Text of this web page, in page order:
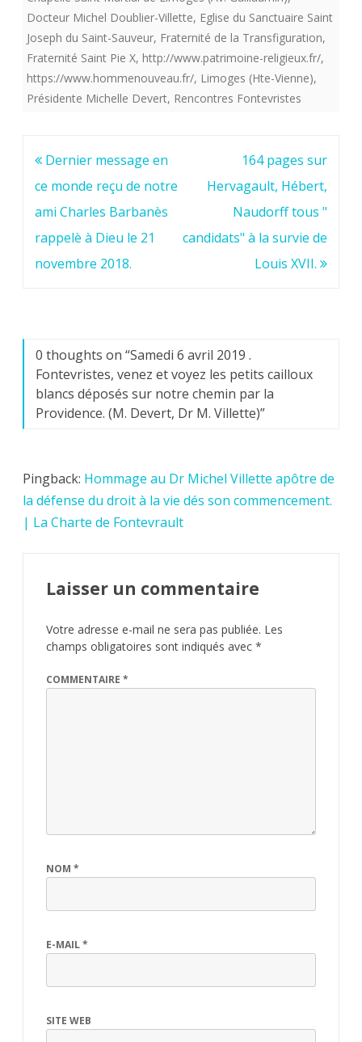
Docteur Michel Doublier-Villette, Eglise du Sanctuaire Saint
Joseph du Saint-Sauveur, Fraternité de la Transfiguration,
Fraternité Saint Pie X, http://www.patrimoine-religieux.fr/,
https://www.hommenouveau.fr/, Limoges (Hte-Vienne),
Présidente Michelle Devert, Rencontres Fontevristes
Navigation
de
l’article
Dernier message en
ce monde reçu de notre
ami Charles Barbanès
rappelè à Dieu le 21
novembre 2018.
164 pages sur
Hervagault, Hébert,
Naudorff tous "
candidats" à la survie de
Louis XVII.
0 thoughts on “Samedi 6 avril 2019 .
Fontevristes, venez et voyez les petits cailloux
blancs déposés sur notre chemin par la
Providence. (M. Devert, Dr M. Villette)”
Pingback: Hommage au Dr Michel Villette apôtre de
la défense du droit à la vie dés son commencement.
| La Charte de Fontevrault
Laisser un commentaire
Votre adresse e-mail ne sera pas publiée. Les
champs obligatoires sont indiqués avec *
COMMENTAIRE *
NOM *
E-MAIL*
SITE WEB